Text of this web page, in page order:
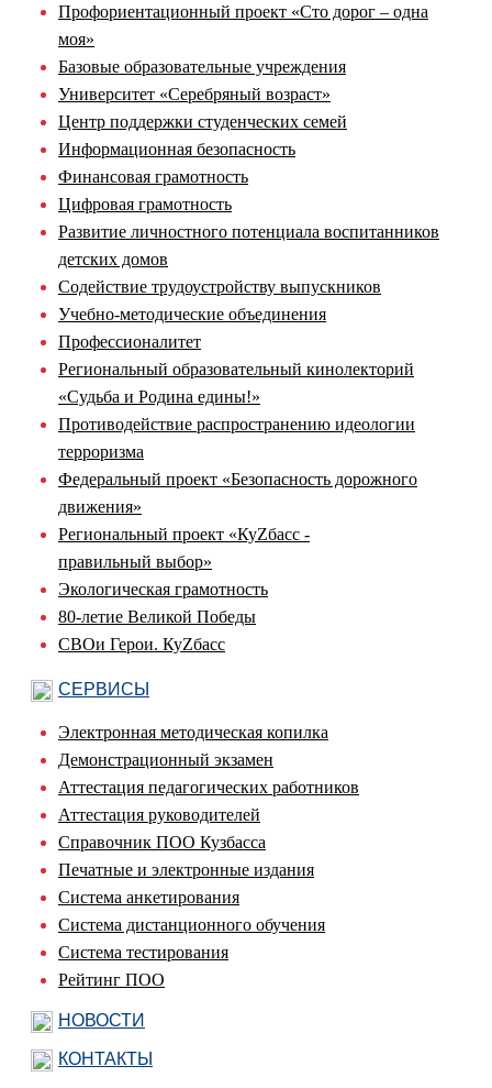
Профориентационный проект «Сто дорог – одна
моя»
Базовые образовательные учреждения
Университет «Серебряный возраст»
Центр поддержки студенческих семей
Информационная безопасность
Финансовая грамотность
Цифровая грамотность
Развитие личностного потенциала воспитанников
детских домов
Содействие трудоустройству выпускников
Учебно-методические объединения
Профессионалитет
Региональный образовательный кинолекторий
«Судьба и Родина едины!»
Противодействие распространению идеологии
терроризма
Федеральный проект «Безопасность дорожного
движения»
Региональный проект «КуZбасс -
правильный выбор»
Экологическая грамотность
80-летие Великой Победы
СВОи Герои. КуZбасс
СЕРВИСЫ
Электронная методическая копилка
Демонстрационный экзамен
Аттестация педагогических работников
Аттестация руководителей
Справочник ПОО Кузбасса
Печатные и электронные издания
Система анкетирования
Система дистанционного обучения
Система тестирования
Рейтинг ПОО
НОВОСТИ
КОНТАКТЫ